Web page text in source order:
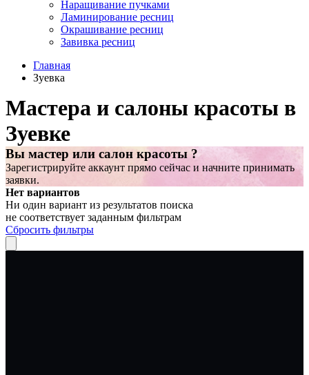
Наращивание пучками
Ламинирование ресниц
Окрашивание ресниц
Завивка ресниц
Главная
Зуевка
Мастера и салоны красоты в
Зуевке
Вы мастер или салон красоты ?
Зарегистрируйте аккаунт прямо сейчас и начните принимать
заявки.
Нет вариантов
Ни один вариант из результатов поиска
не соответствует заданным фильтрам
Сбросить фильтры